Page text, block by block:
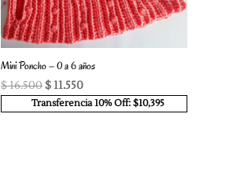
Mini Poncho – 0 a 6 años
$16.500El
precio
$11.550El
precio
Transferencia 10% Off: $10,395